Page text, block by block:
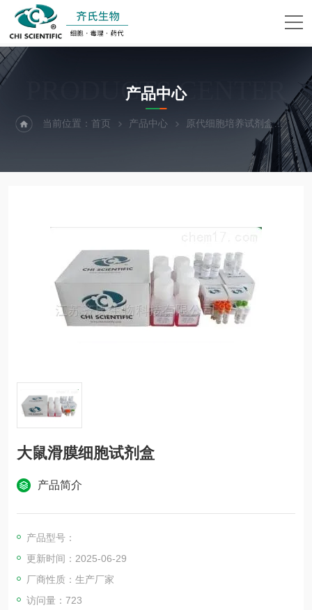
PRODUCTS CENTER
产品中心
当前位置：首页 产品中心 原代细胞培养试剂盒 大
大鼠滑膜细胞试剂盒
产品简介
产品型号：
更新时间：2025-06-29
厂商性质：生产厂家
访问量：723